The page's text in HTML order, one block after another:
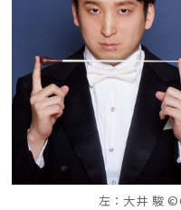
左：大井 駿